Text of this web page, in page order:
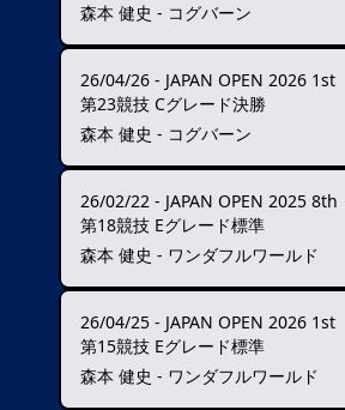
森本 健史 - コグバーン
26/04/26 - JAPAN OPEN 2026 1st
第23競技 Cグレード決勝
森本 健史 - コグバーン
26/02/22 - JAPAN OPEN 2025 8th
第18競技 Eグレード標準
森本 健史 - ワンダフルワールド
26/04/25 - JAPAN OPEN 2026 1st
第15競技 Eグレード標準
森本 健史 - ワンダフルワールド